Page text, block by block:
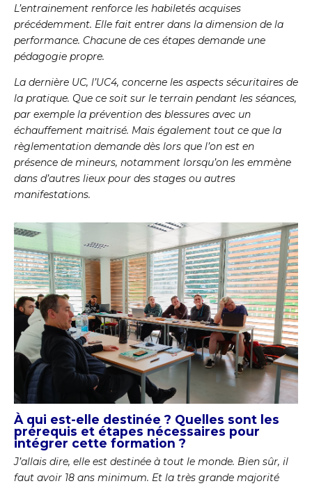
L’entrainement renforce les habiletés acquises
précédemment. Elle fait entrer dans la dimension de la
performance. Chacune de ces étapes demande une
pédagogie propre.
La dernière UC, l’UC4, concerne les aspects sécuritaires de
la pratique. Que ce soit sur le terrain pendant les séances,
par exemple la prévention des blessures avec un
échauffement maitrisé. Mais également tout ce que la
règlementation demande dès lors que l’on est en
présence de mineurs, notamment lorsqu’on les emmène
dans d’autres lieux pour des stages ou autres
manifestations.
À qui est-elle destinée ? Quelles sont les
prérequis et étapes nécessaires pour
intégrer cette formation ?
J’allais dire, elle est destinée à tout le monde. Bien sûr, il
faut avoir 18 ans minimum. Et la très grande majorité